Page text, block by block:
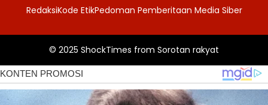
RedaksiKode EtikPedoman Pemberitaan Media Siber
© 2025 ShockTimes from Sorotan rakyat